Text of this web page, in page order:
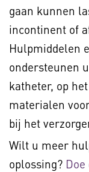
gaan kunnen
incontinent of
Hulpmiddelen
ondersteunen
katheter, op
materialen
bij het
Wilt u meer
oplossing?